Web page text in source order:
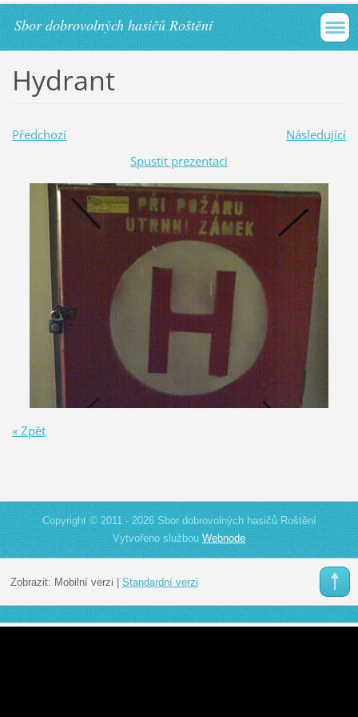
Sbor dobrovolných hasičů Roštění
Hydrant
Předchozí
Následující
Spustit prezentaci
« Zpět
Copyright © 2011 - 2026 Sbor dobrovolných hasičů Roštění
Vytvořeno službouWebnode
Zobrazit: Mobilní verzi Standardní verzi